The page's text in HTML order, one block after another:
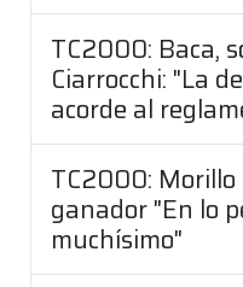
TC2000: Baca,
Ciarrocchi: "La
acorde al
TC2000:
ganador "En lo
muchísimo"